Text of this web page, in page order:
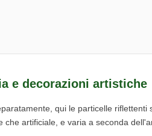
e decorazioni artistiche
qui le particelle
artificiale, e varia a seconda